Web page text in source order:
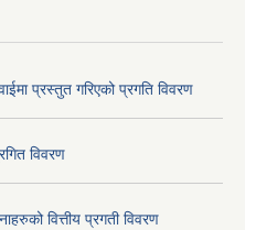
प्रस्तुत गरिएको प्रगति विवरण
विवरण
वित्तीय प्रगती विवरण